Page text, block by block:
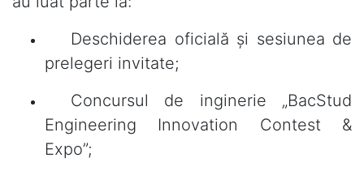
Deschiderea oficială și sesiunea de
prelegeri invitate;
Concursul de inginerie „BacStud
Engineering Innovation Contest &
Expo”;